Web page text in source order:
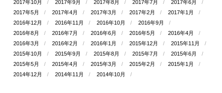
2017年10月
2017年9月 2017年8月 2017年7月
2017年6月
2017年5月
2017年4月 2017年3月 2017年2月
2017年1月
2016年12月
2016年11月 2016年10月
2016年9月
2016年8月
2016年7月 2016年6月 2016年5月
2016年4月
2016年3月
2016年2月 2016年1月 2015年12月
2015年11月
2015年10月
2015年9月 2015年8月 2015年7月
2015年6月
2015年5月
2015年4月 2015年3月 2015年2月
2015年1月
2014年12月
2014年11月 2014年10月